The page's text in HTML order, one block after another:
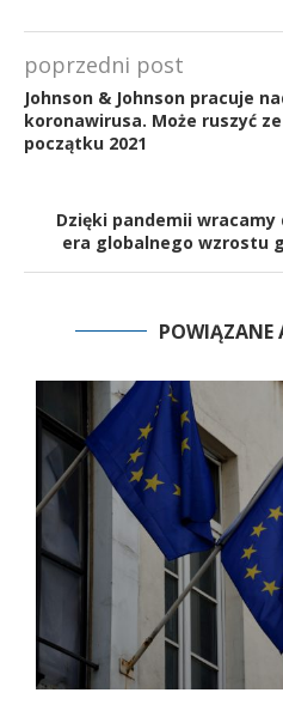
poprzedni post
Johnson & Johnson pracuje
koronawirusa. Może ruszyć
początku 2021
Dzięki pandemii
era globalnego wzrostu
POWIĄZANE